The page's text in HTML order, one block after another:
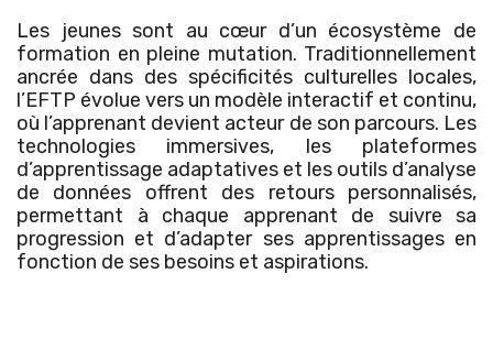
Les jeunes sont au cœur d’un écosystème de
formation en pleine mutation. Traditionnellement
ancrée dans des spécificités culturelles locales,
l’EFTP évolue vers un modèle interactif et continu,
où l’apprenant devient acteur de son parcours. Les
technologies immersives, les plateformes
d’apprentissage adaptatives et les outils d’analyse
de données offrent des retours personnalisés,
permettant à chaque apprenant de suivre sa
progression et d’adapter ses apprentissages en
fonction de ses besoins et aspirations.